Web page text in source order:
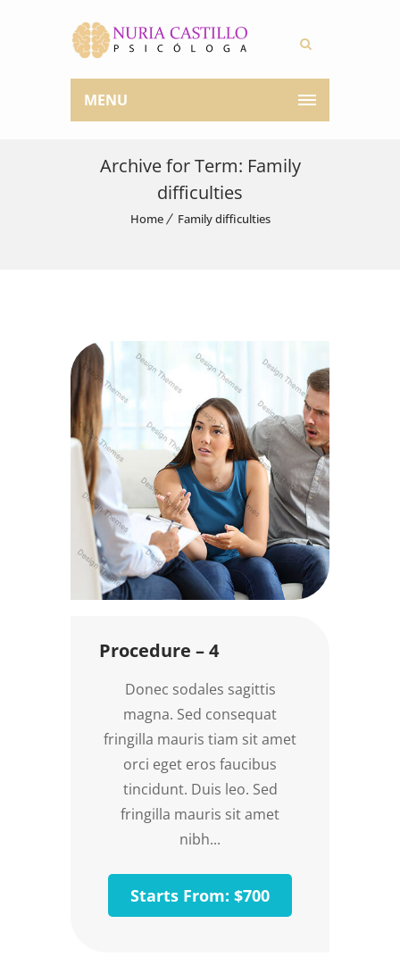
MENU
Archive for Term: Family
difficulties
Home Family difficulties
Procedure – 4
Donec sodales sagittis
magna. Sed consequat
fringilla mauris tiam sit amet
orci eget eros faucibus
tincidunt. Duis leo. Sed
fringilla mauris sit amet
nibh...
Starts From: $700